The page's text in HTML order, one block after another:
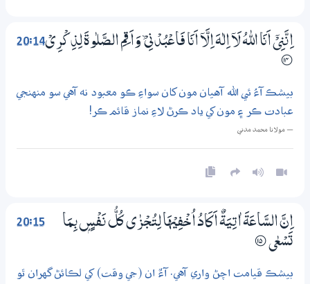
20:14اِنَّنِيْٓ اَنَا اللّٰهُ لَآ اِلٰهَ اِلَّآ اَنَا فَاعْبُدْنِيْ ۙ وَاَ قِمِ الصَّلٰوةَ لِذِكْرِيْ
؁14
بيشڪ آءُ ئي الله آهيان مون کان سواءِ ڪو معبود نه آهي سو منهنجي
عبادت ڪر ۽ مون کي ياد ڪرڻ لاءِ نماز قائم ڪر!
— مولانا محمد مدني
20:15
اِنَّ السَّاعَةَ اٰتِيَةٌ اَكَادُ اُخْفِيْهَا لِتُجْزٰى كُلُّ نَفْسٍۢ بِـمَا
تَسْعٰي
؁15
بيشڪ قيامت اچڻ واري آهي. آءٌ ان (جي وقت) کي لڪائڻ گهران ٿو